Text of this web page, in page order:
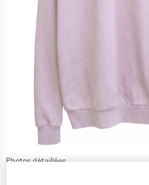
Photos détaillées